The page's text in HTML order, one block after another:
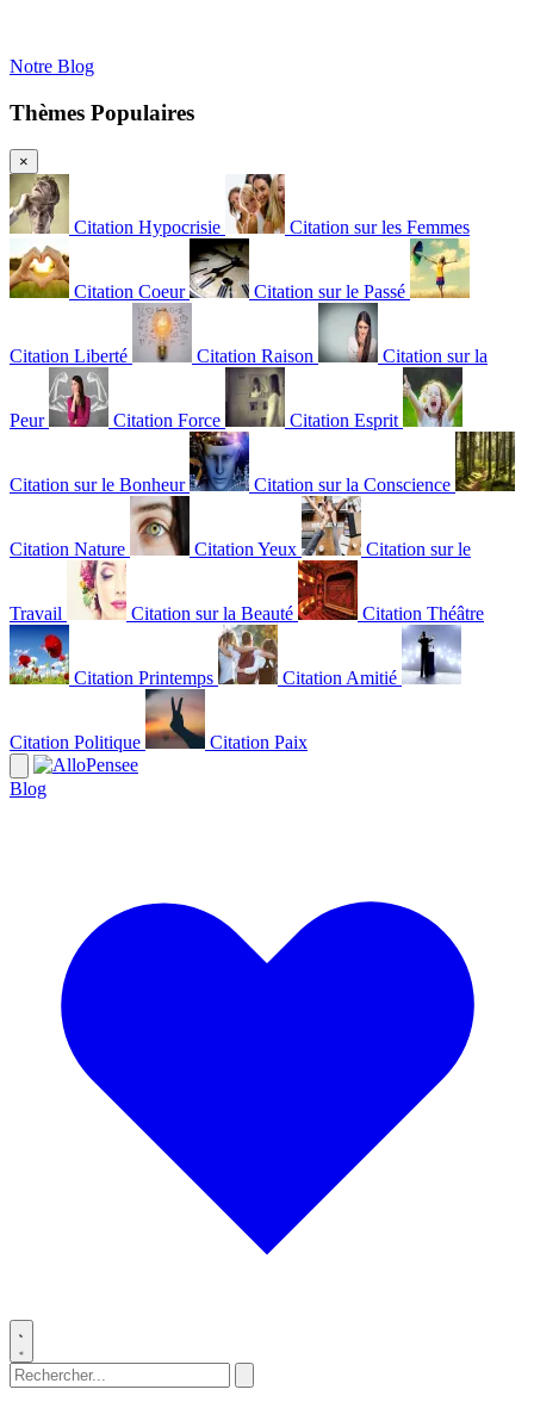
Notre Blog
Thèmes Populaires
×
Citation Hypocrisie Citation sur les Femmes
Citation Coeur Citation sur le Passé
Citation Liberté Citation Raison Citation sur la
Peur Citation Force Citation Esprit
Citation sur le Bonheur Citation sur la Conscience
Citation Nature Citation Yeux Citation sur le
Travail Citation sur la Beauté Citation Théâtre
Citation Printemps Citation Amitié
Citation Politique Citation Paix
Blog